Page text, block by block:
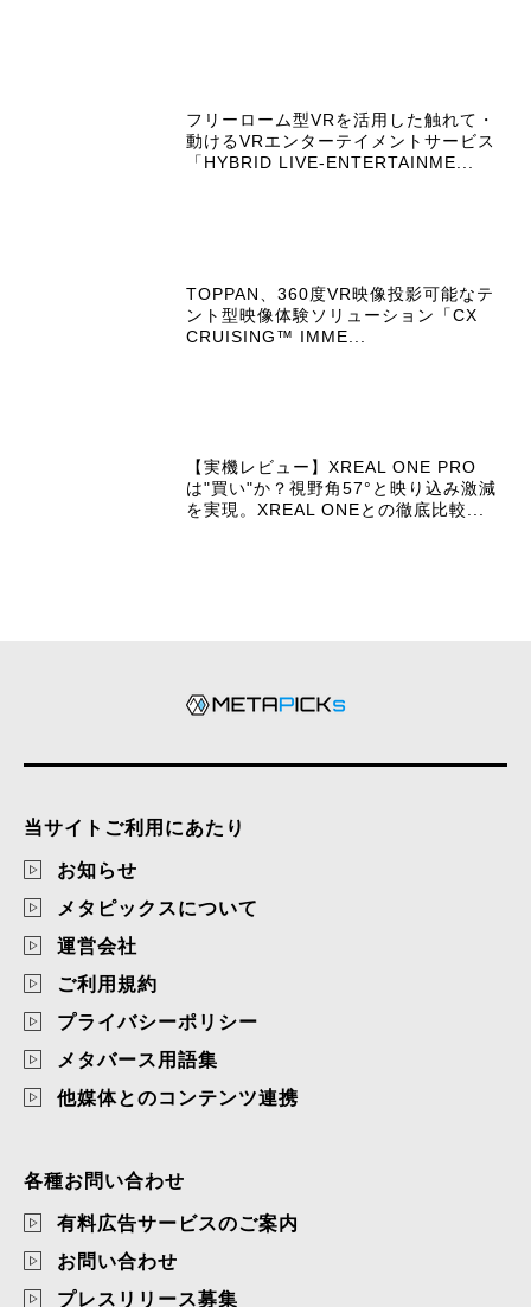
フリーローム型VRを活用した触れて・
動けるVRエンターテイメントサービス
「HYBRID LIVE-ENTERTAINME...
TOPPAN、360度VR映像投影可能なテ
ント型映像体験ソリューション「CX
CRUISING™ IMME...
【実機レビュー】XREAL ONE PRO
は"買い"か？視野角57°と映り込み激減
を実現。XREAL ONEとの徹底比較...
当サイトご利用にあたり
お知らせ
メタピックスについて
運営会社
ご利用規約
プライバシーポリシー
メタバース用語集
他媒体とのコンテンツ連携
各種お問い合わせ
有料広告サービスのご案内
お問い合わせ
プレスリリース募集